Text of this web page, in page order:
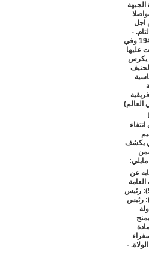
في حربه التحريرية سنة 1973، بقيادة الجبهة
اجل
-
تمسكه بمبادئ العدل والديمقراطية الواردة في الإعلان العالمي لحقوق الإنسان الصادر بتاريخ 10 / 12 / 1948 وفي
التي وافقت عليها
يكرس
العالم)
يكشف
:
عن
السياسة العامة
ويدافع عن احترام الدستور ويسهر على تطبيق القانون وإرساء وتطوير مؤسسات الدولة المادة. المادة (54): رئيس
الوزير الأول وينهي مهامها المادة. المادة (55): رئيس الدولة يرأس مجلس الوزراء. المادة (56): رئيس
رئيس الدولة
-